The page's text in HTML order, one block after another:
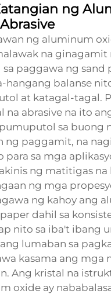
ng
ng aluminum
na ginagamit
paggawa ng sand
hangang balanse
at katagal-tagal.
na abrasive na ito
sa buong
ng paggamit, na
para sa mga
ng matitigas na
ng mga
ng kahoy ang
dahil sa
nito sa iba't ibang
lumaban sa
kasama ang mga
Ang kristal na
oxide ay